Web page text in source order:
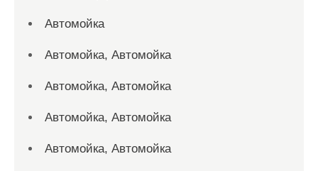
Автомойка
Автомойка, Автомойка
Автомойка, Автомойка
Автомойка, Автомойка
Автомойка, Автомойка